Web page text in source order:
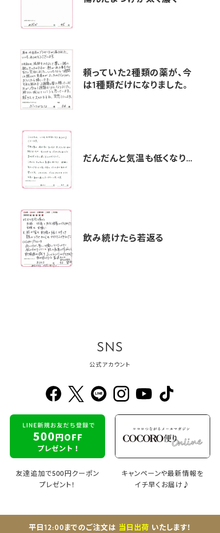
頼っていた2種類の薬が、今
は1種類だけになりました。
だんだんと気温も低くなり…
飲み続けたら若返る
SNS
公式アカウント
友達追加で500円クーポン
プレゼント！
キャンペーンや最新情報を
イチ早くお届け♪
平日12:00までのご注文は 当日出荷 いたします！